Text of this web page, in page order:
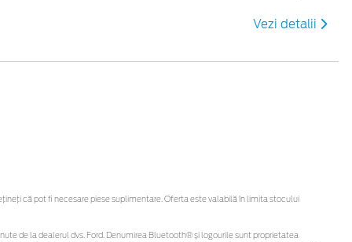
Vezi detalii
că pot fi necesare piese suplimentare. Oferta este valabilă în limita stocului
de la dealerul dvs. Ford. Denumirea Bluetooth® și logourile sunt proprietatea